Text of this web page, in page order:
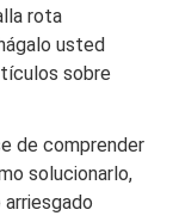
rota
usted
sobre
de comprender
solucionarlo,
arriesgado